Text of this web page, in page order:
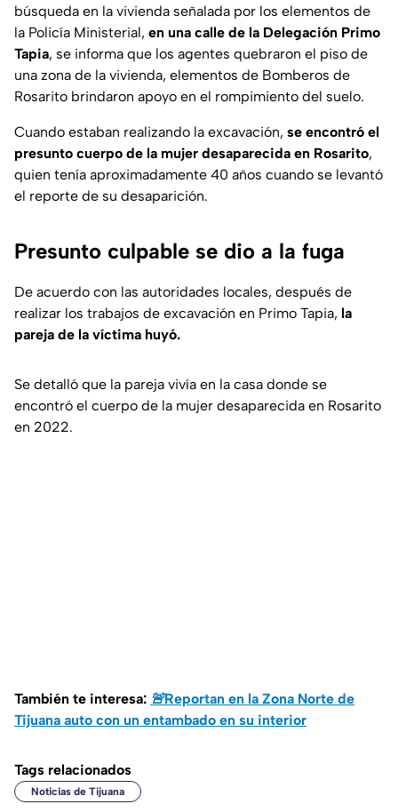
búsqueda en la vivienda señalada por los elementos de
la Policía Ministerial, en una calle de la Delegación Primo
Tapia, se informa que los agentes quebraron el piso de
una zona de la vivienda, elementos de Bomberos de
Rosarito brindaron apoyo en el rompimiento del suelo.
Cuando estaban realizando la excavación, se encontró el
presunto cuerpo de la mujer desaparecida en Rosarito,
quien tenía aproximadamente 40 años cuando se levantó
el reporte de su desaparición.
Presunto culpable se dio a la fuga
De acuerdo con las autoridades locales, después de
realizar los trabajos de excavación en Primo Tapia, la
pareja de la víctima huyó.
Se detalló que la pareja vivía en la casa donde se
encontró el cuerpo de la mujer desaparecida en Rosarito
en 2022.
También te interesa: 🚨Reportan en la Zona Norte de
Tijuana auto con un entambado en su interior
Tags relacionados
Noticias de Tijuana